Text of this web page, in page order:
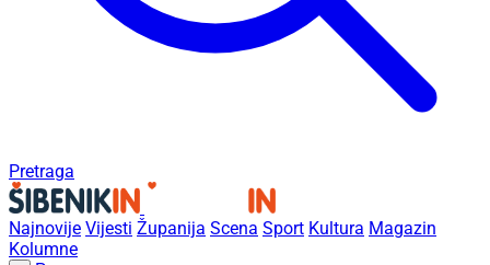
Pretraga
Najnovije Vijesti Županija Scena Sport Kultura Magazin
Kolumne